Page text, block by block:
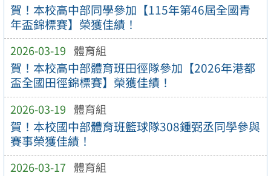
賀！本校高中部同學參加【115年第46屆全國青
年盃錦標賽】榮獲佳績！
2026-03-19 體育組
賀！本校高中部體育班田徑隊參加【2026年港都
盃全國田徑錦標賽】榮獲佳績！
2026-03-19 體育組
賀！本校國中部體育班籃球隊308鍾弼丞同學參與
賽事榮獲佳績！
2026-03-17 體育組